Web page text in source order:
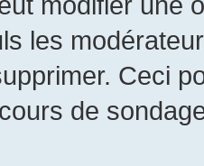
les
Ceci
de